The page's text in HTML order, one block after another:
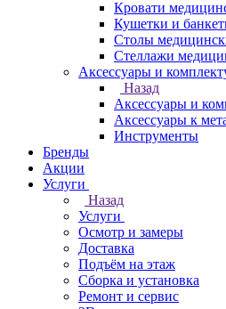
Кровати
Кушетки и
Столы
Стеллажи
Аксессуары и
Назад
Аксессуары и
Аксессуары к
Инструменты
Бренды
Акции
Услуги
Назад
Услуги
Осмотр и замеры
Доставка
Подъём на этаж
Сборка и установка
Ремонт и сервис